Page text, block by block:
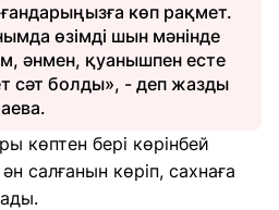
көп рақмет.
өзімді шын мәнінде
әнмен, қуанышпен есте
сәт болды», - деп жазды
көптен бері көрінбей
салғанын көріп, сахнаға